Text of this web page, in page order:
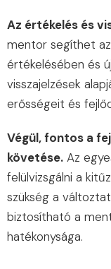
Az értékelés és
mentor segíthet
értékelésében és
visszajelzések
erősségeit és
Végül, fontos a
követése. Az
felülvizsgálni a
szükség a
biztosítható a
hatékonysága.